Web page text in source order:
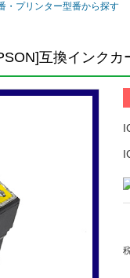
プリンター型番から探す
互換インクカ